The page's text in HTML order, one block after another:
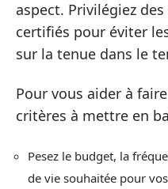
aspect. Privilégiez
certifiés pour éviter
sur la tenue dans le
Pour vous aider à
critères à mettre en
Pesez le budget, la
de vie souhaitée pour